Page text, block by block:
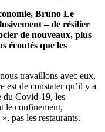
Bruno Le
– de résilier
de nouveaux, plus
écoutés que les
travaillons avec eux,
est de constater qu’il y a
du Covid-19, les
le confinement,
pas les restaurants.